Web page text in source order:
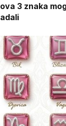
3 znaka